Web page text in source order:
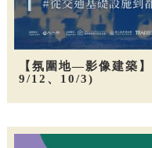
【氛圍地—影像建築
9/12、10/3)